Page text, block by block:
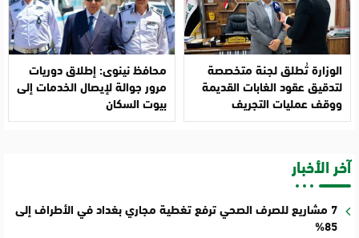
الوزارة تُطلق لجنة متخصصة
لتدقيق عقود الغابات القديمة
ووقف عمليات التجريف
محافظ نينوى: إطلاق دوريات
مرور جوالة لإيصال الخدمات إلى
بيوت السكان
آخر الأخبار
7 مشاريع للصرف الصحي ترفع تغطية مجاري بغداد في الأطراف إلى
85%